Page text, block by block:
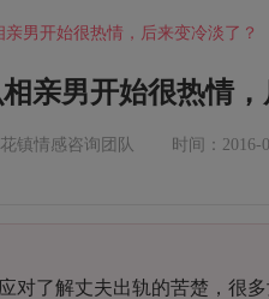
亲男开始很热情，后来变冷淡了？
亲男开始很热情
镇情感咨询团队 时间：2016-
了解丈夫出轨的苦楚，很多